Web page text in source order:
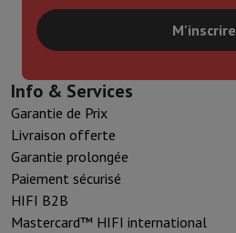
M'inscrire
Info & Services
Garantie de Prix
Livraison offerte
Garantie prolongée
Paiement sécurisé
HIFI B2B
Mastercard™ HIFI international